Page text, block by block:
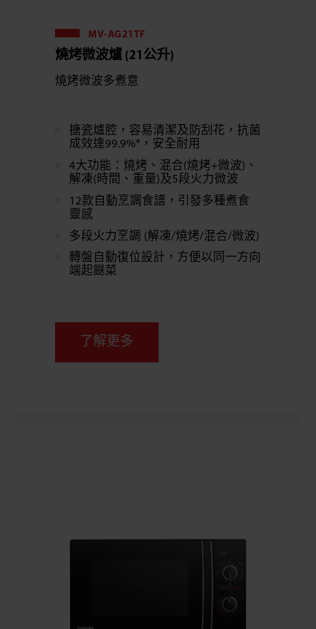
MV-AG21TF
燒烤微波爐 (21公升)
燒烤微波多煮意
搪瓷爐腔，容易清潔及防刮花，抗菌
成效達99.9%*，安全耐用
4大功能：燒烤、混合(燒烤+微波)、
解凍(時間、重量)及5段火力微波
12款自動烹調食譜，引發多種煮食
靈感
多段火力烹調 (解凍/燒烤/混合/微波)
轉盤自動復位設計，方便以同一方向
端起餸菜
了解更多